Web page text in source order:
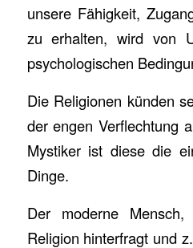
unsere Fähigkeit,
zu erhalten, wird von
psychologischen
Die Religionen künden
der engen Verflechtung
Mystiker ist diese die
Dinge.
Der moderne
Religion hinterfragt und